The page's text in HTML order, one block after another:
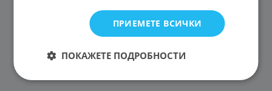
ПРИЕМЕТЕ ВСИЧКИ
ПОКАЖЕТЕ ПОДРОБНОСТИ